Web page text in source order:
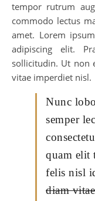
tempor rutrum
commodo lectus
amet. Lorem
adipiscing elit.
sollicitudin. Ut non
vitae imperdiet nisl.
Nunc
semper
quam elit
felis nisl
diam